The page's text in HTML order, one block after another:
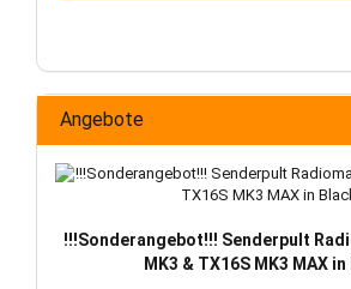
Angebote
!!!Sonderangebot!!! Senderpult
MK3 & TX16S MK3 MAX